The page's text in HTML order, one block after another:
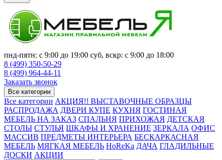
пнд-пятн: с 9:00 до 19:00 суб, вскр: с 9:00 до 18:00
8 (499) 350-50-29
8 (499) 964-44-11
Заказать звонок
Все категории
Все категории АКЦИЯ!! ВЫСТАВОЧНЫЕ ОБРАЗЦЫ
РАСПРОДАЖА ДВЕРИ КУПЕ КУХНЯ ГОСТИНАЯ
МЕБЕЛЬ НА ЗАКАЗ СПАЛЬНЯ ПРИХОЖАЯ ДЕТСКАЯ
СТОЛЫ СТУЛЬЯ ШКАФЫ И ХРАНЕНИЕ ЗЕРКАЛА ОФИС
МАССИВ ПРЕДМЕТЫ ИНТЕРЬЕРА БЕСКАРКАСНАЯ
МЕБЕЛЬ МЯГКАЯ МЕБЕЛЬ HoReKa ДАЧА ГЛАДИЛЬНЫЕ
ДОСКИ АКЦИИ